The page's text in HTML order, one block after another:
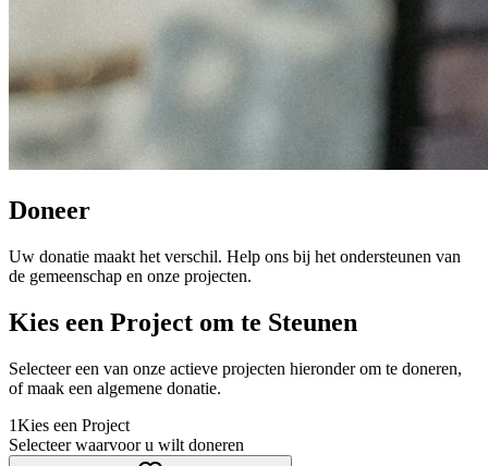
Doneer
Uw donatie maakt het verschil. Help ons bij het ondersteunen van
de gemeenschap en onze projecten.
Kies een Project om te Steunen
Selecteer een van onze actieve projecten hieronder om te doneren,
of maak een algemene donatie.
1Kies een Project
Selecteer waarvoor u wilt doneren